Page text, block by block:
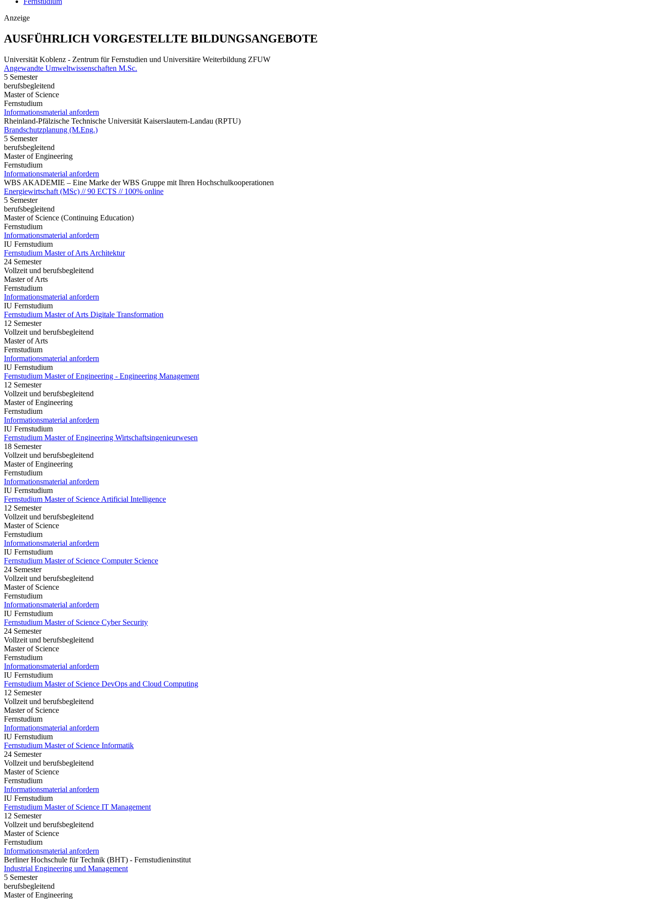
Anzeige
AUSFÜHRLICH VORGESTELLTE BILDUNGSANGEBOTE
Universität Koblenz - Zentrum für Fernstudien und Universitäre Weiterbildung ZFUW
Angewandte Umweltwissenschaften M.Sc.
5 Semester
berufsbegleitend
Master of Science
Fernstudium
Informationsmaterial anfordern
Rheinland-Pfälzische Technische Universität Kaiserslautern-Landau (RPTU)
Brandschutzplanung (M.Eng.)
5 Semester
berufsbegleitend
Master of Engineering
Fernstudium
Informationsmaterial anfordern
WBS AKADEMIE – Eine Marke der WBS Gruppe mit Ihren Hochschulkooperationen
Energiewirtschaft (MSc) // 90 ECTS // 100% online
5 Semester
berufsbegleitend
Master of Science (Continuing Education)
Fernstudium
Informationsmaterial anfordern
IU Fernstudium
Fernstudium Master of Arts Architektur
24 Semester
Vollzeit und berufsbegleitend
Master of Arts
Fernstudium
Informationsmaterial anfordern
IU Fernstudium
Fernstudium Master of Arts Digitale Transformation
12 Semester
Vollzeit und berufsbegleitend
Master of Arts
Fernstudium
Informationsmaterial anfordern
IU Fernstudium
Fernstudium Master of Engineering - Engineering Management
12 Semester
Vollzeit und berufsbegleitend
Master of Engineering
Fernstudium
Informationsmaterial anfordern
IU Fernstudium
Fernstudium Master of Engineering Wirtschaftsingenieurwesen
18 Semester
Vollzeit und berufsbegleitend
Master of Engineering
Fernstudium
Informationsmaterial anfordern
IU Fernstudium
Fernstudium Master of Science Artificial Intelligence
12 Semester
Vollzeit und berufsbegleitend
Master of Science
Fernstudium
Informationsmaterial anfordern
IU Fernstudium
Fernstudium Master of Science Computer Science
24 Semester
Vollzeit und berufsbegleitend
Master of Science
Fernstudium
Informationsmaterial anfordern
IU Fernstudium
Fernstudium Master of Science Cyber Security
24 Semester
Vollzeit und berufsbegleitend
Master of Science
Fernstudium
Informationsmaterial anfordern
IU Fernstudium
Fernstudium Master of Science DevOps and Cloud Computing
12 Semester
Vollzeit und berufsbegleitend
Master of Science
Fernstudium
Informationsmaterial anfordern
IU Fernstudium
Fernstudium Master of Science Informatik
24 Semester
Vollzeit und berufsbegleitend
Master of Science
Fernstudium
Informationsmaterial anfordern
IU Fernstudium
Fernstudium Master of Science IT Management
12 Semester
Vollzeit und berufsbegleitend
Master of Science
Fernstudium
Informationsmaterial anfordern
Berliner Hochschule für Technik (BHT) - Fernstudieninstitut
Industrial Engineering und Management
5 Semester
berufsbegleitend
Master of Engineering